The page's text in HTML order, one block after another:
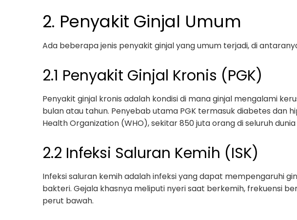
2. Penyakit Ginjal Umum
Ada beberapa jenis penyakit ginjal yang umum terjadi, di
2.1 Penyakit Ginjal Kronis (PGK)
Penyakit ginjal kronis adalah kondisi di mana ginjal mengalami
bulan atau tahun. Penyebab utama PGK termasuk diabetes dan
Health Organization (WHO), sekitar 850 juta orang di seluruh
2.2 Infeksi Saluran Kemih (ISK)
Infeksi saluran kemih adalah infeksi yang dapat mempengaruhi
bakteri. Gejala khasnya meliputi nyeri saat berkemih, frekuensi
perut bawah.